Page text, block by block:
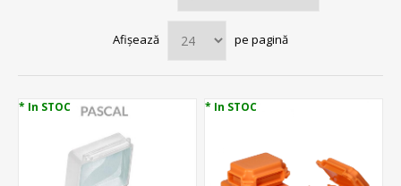
Afișează pe pagină
* In STOC * In STOC